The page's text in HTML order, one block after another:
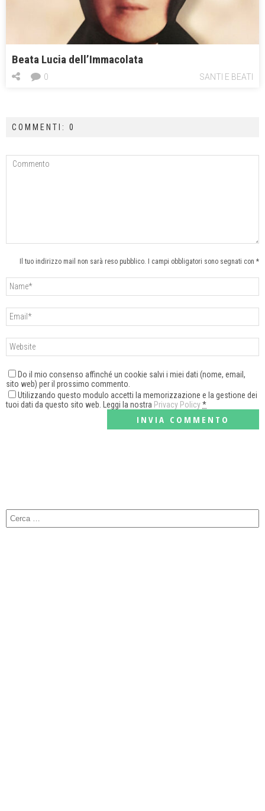
Beata Lucia dell’Immacolata
SANTI E BEATI
0
COMMENTI: 0
Il tuo indirizzo mail non sarà reso pubblico. I campi obbligatori sono segnati con *
Do il mio consenso affinché un cookie salvi i miei dati (nome, email,
sito web) per il prossimo commento.
Utilizzando questo modulo accetti la memorizzazione e la gestione dei
tuoi dati da questo sito web. Leggi la nostra Privacy Policy*